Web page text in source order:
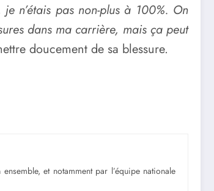
n’étais pas non-plus à 100%. On
dans ma carrière, mais ça peut
doucement de sa blessure.
et notamment par l’équipe nationale